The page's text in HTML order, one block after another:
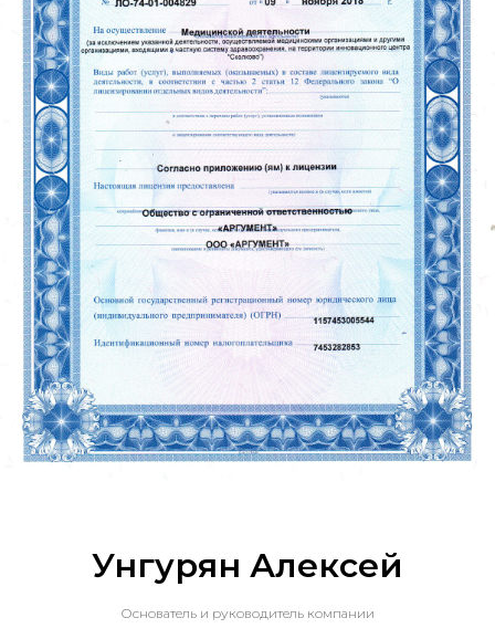
Унгурян Алексей
Основатель и руководитель компании